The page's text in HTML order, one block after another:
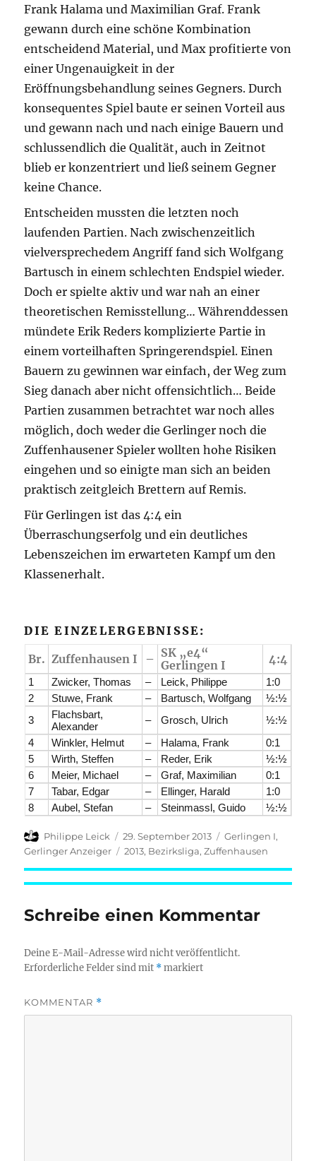
Frank Halama und Maximilian Graf. Frank
gewann durch eine schöne Kombination
entscheidend Material, und Max profitierte von
einer Ungenauigkeit in der
Eröffnungsbehandlung seines Gegners. Durch
konsequentes Spiel baute er seinen Vorteil aus
und gewann nach und nach einige Bauern und
schlussendlich die Qualität, auch in Zeitnot
blieb er konzentriert und ließ seinem Gegner
keine Chance.
Entscheiden mussten die letzten noch
laufenden Partien. Nach zwischenzeitlich
vielversprechedem Angriff fand sich Wolfgang
Bartusch in einem schlechten Endspiel wieder.
Doch er spielte aktiv und war nah an einer
theoretischen Remisstellung… Währenddessen
mündete Erik Reders komplizierte Partie in
einem vorteilhaften Springerendspiel. Einen
Bauern zu gewinnen war einfach, der Weg zum
Sieg danach aber nicht offensichtlich… Beide
Partien zusammen betrachtet war noch alles
möglich, doch weder die Gerlinger noch die
Zuffenhausener Spieler wollten hohe Risiken
eingehen und so einigte man sich an beiden
praktisch zeitgleich Brettern auf Remis.
Für Gerlingen ist das 4:4 ein
Überraschungserfolg und ein deutliches
Lebenszeichen im erwarteten Kampf um den
Klassenerhalt.
DIE EINZELERGEBNISSE:
Br. Zuffenhausen I – SK „e4“
Gerlingen I
4:4
1 Zwicker, Thomas – Leick, Philippe
1:0
2
Stuwe, Frank – Bartusch, Wolfgang
½:½
3
Flachsbart,
Alexander
– Grosch, Ulrich
½:½
4
Winkler, Helmut – Halama, Frank
0:1
5
Wirth, Steffen – Reder, Erik
½:½
6
Meier, Michael – Graf, Maximilian
0:1
7
Tabar, Edgar – Ellinger, Harald
1:0
8
Aubel, Stefan – Steinmassl, Guido ½:½
Autor
Philippe Leick
Veröffentlicht
am
29. September 2013 Kategorien
Gerlingen I,
Gerlinger Anzeiger
Schlagwörter
2013, Bezirksliga,Zuffenhausen
Schreibe einen Kommentar
Deine E-Mail-Adresse wird nicht veröffentlicht.
Erforderliche Felder sind mit *markiert
KOMMENTAR *